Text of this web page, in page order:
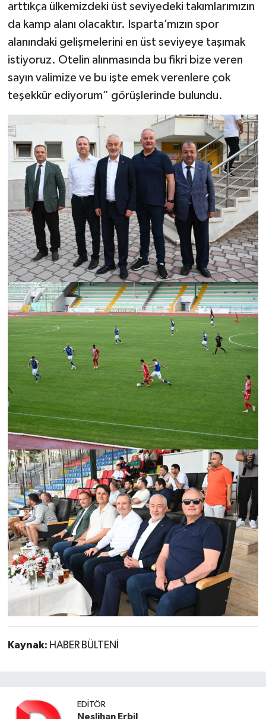
arttıkça ülkemizdeki üst seviyedeki takımlarımızın
da kamp alanı olacaktır. Isparta’mızın spor
alanındaki gelişmelerini en üst seviyeye taşımak
istiyoruz. Otelin alınmasında bu fikri bize veren
sayın valimize ve bu işte emek verenlere çok
teşekkür ediyorum” görüşlerinde bulundu.
Kaynak: HABER BÜLTENİ
EDITÖR
Neslihan Erbil